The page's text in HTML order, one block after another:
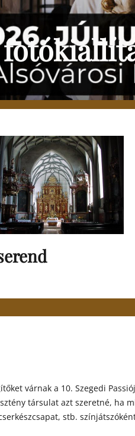
várnak a 10. Szegedi
társulat azt szeretné, ha
stb.